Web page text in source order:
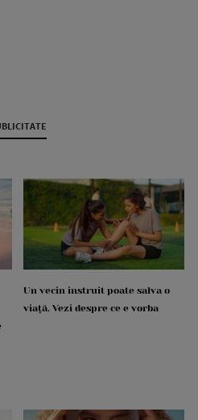
Un vecin instruit poate salva o
viață. Vezi despre ce e vorba